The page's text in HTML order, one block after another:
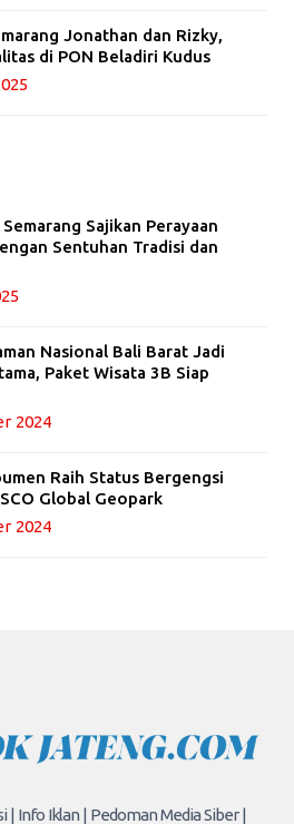
Jonathan dan Rizky,
di PON Beladiri Kudus
Sajikan Perayaan
Sentuhan Tradisi dan
Nasional Bali Barat Jadi
Paket Wisata 3B Siap
2024
Raih Status Bergengsi
Global Geopark
2024
| Info Iklan | Pedoman Media Siber |